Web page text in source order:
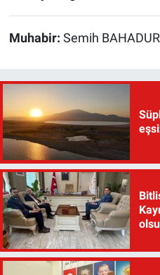
Muhabir: Semih BAHADUR